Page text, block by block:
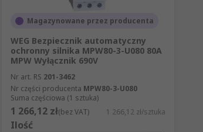
Magazynowane przez producenta
WEG Bezpiecznik automatyczny
ochronny silnika MPW80-3-U080 80A
MPW Wyłącznik 690V
Nr art. RS 201-3462
Nr części producenta MPW80-3-U080
Suma częściowa (1 sztuka)
1 266,12 zł(bez VAT) 1 266,12 zł/sztuka
Ilość